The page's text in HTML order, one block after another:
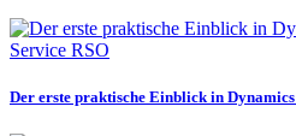
Der erste praktische Einblick in